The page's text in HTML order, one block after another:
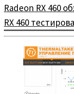
Radeon RX 460
RX 460